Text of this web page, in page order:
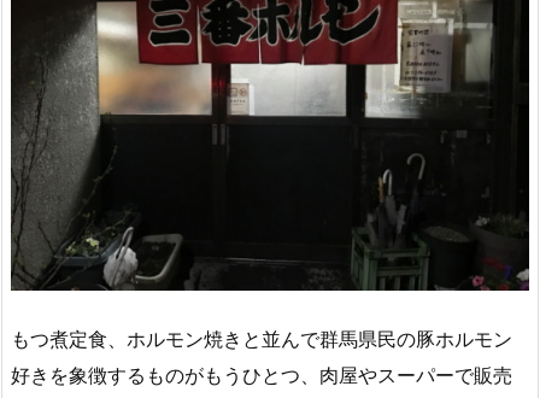
もつ煮定食、ホルモン焼きと並んで群馬県民の豚ホルモン
好きを象徴するものがもうひとつ、肉屋やスーパーで販売